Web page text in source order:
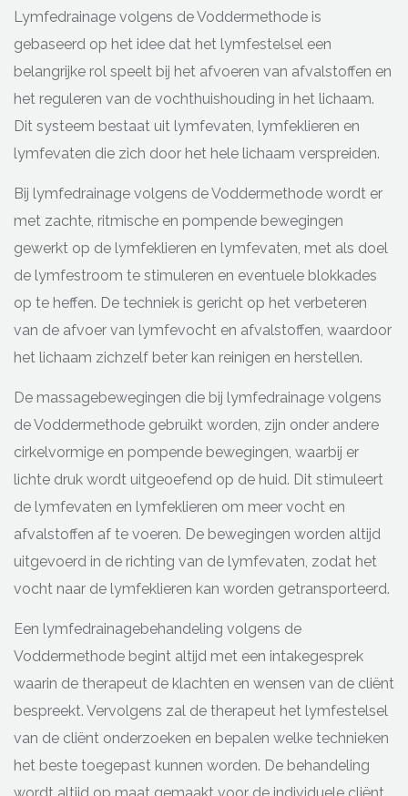
Lymfedrainage volgens de Voddermethode is
gebaseerd op het idee dat het lymfestelsel een
belangrijke rol speelt bij het afvoeren van afvalstoffen en
het reguleren van de vochthuishouding in het lichaam.
Dit systeem bestaat uit lymfevaten, lymfeklieren en
lymfevaten die zich door het hele lichaam verspreiden.
Bij lymfedrainage volgens de Voddermethode wordt er
met zachte, ritmische en pompende bewegingen
gewerkt op de lymfeklieren en lymfevaten, met als doel
de lymfestroom te stimuleren en eventuele blokkades
op te heffen. De techniek is gericht op het verbeteren
van de afvoer van lymfevocht en afvalstoffen, waardoor
het lichaam zichzelf beter kan reinigen en herstellen.
De massagebewegingen die bij lymfedrainage volgens
de Voddermethode gebruikt worden, zijn onder andere
cirkelvormige en pompende bewegingen, waarbij er
lichte druk wordt uitgeoefend op de huid. Dit stimuleert
de lymfevaten en lymfeklieren om meer vocht en
afvalstoffen af te voeren. De bewegingen worden altijd
uitgevoerd in de richting van de lymfevaten, zodat het
vocht naar de lymfeklieren kan worden getransporteerd.
Een lymfedrainagebehandeling volgens de
Voddermethode begint altijd met een intakegesprek
waarin de therapeut de klachten en wensen van de cliënt
bespreekt. Vervolgens zal de therapeut het lymfestelsel
van de cliënt onderzoeken en bepalen welke technieken
het beste toegepast kunnen worden. De behandeling